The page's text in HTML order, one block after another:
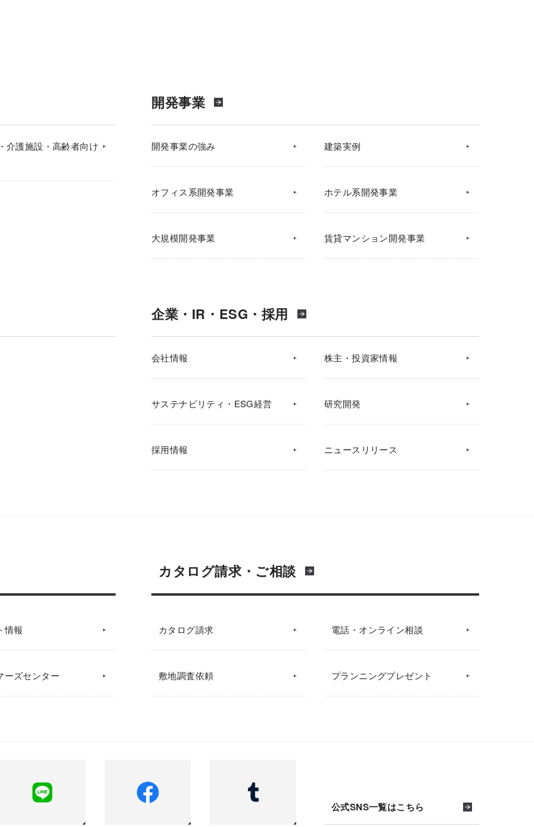
介護施設・高齢者向け
開発事業
開発事業の強み 建築実例
オフィス系開発事業 ホテル系開発事業
大規模開発事業 賃貸マンション開発事業
企業・IR・ESG・採用
会社情報 株主・投資家情報
サステナビリティ・ESG経営 研究開発
採用情報 ニュースリリース
情報
ーズセンター
カタログ請求・ご相談
カタログ請求 電話・オンライン相談
敷地調査依頼 プランニングプレゼント
公式SNS一覧はこちら